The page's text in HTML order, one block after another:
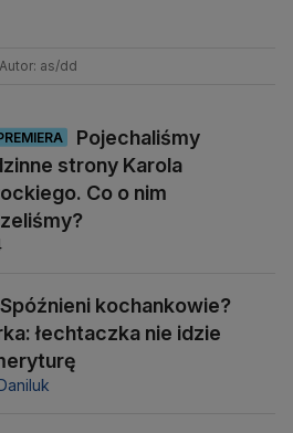
as/dd
Pojechaliśmy
strony Karola
Co o nim
Spóźnieni kochankowie?
łechtaczka nie idzie